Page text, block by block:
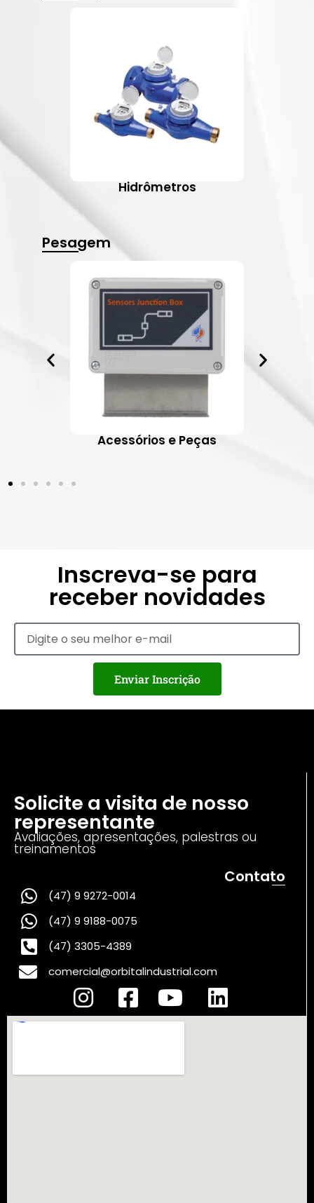
Hidrômetros
Pesagem
Acessórios e Peças
Inscreva-se para
receber novidades
Enviar Inscrição
Solicite a visita de nosso
representante
Avaliações, apresentações, palestras ou
treinamentos
Contato
(47) 9 9272-0014
(47) 9 9188-0075
(47) 3305-4389
comercial@orbitalindustrial.com